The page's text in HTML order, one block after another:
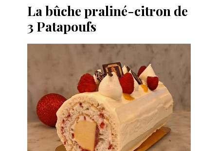
La bûche praliné-citron de
3 Patapoufs